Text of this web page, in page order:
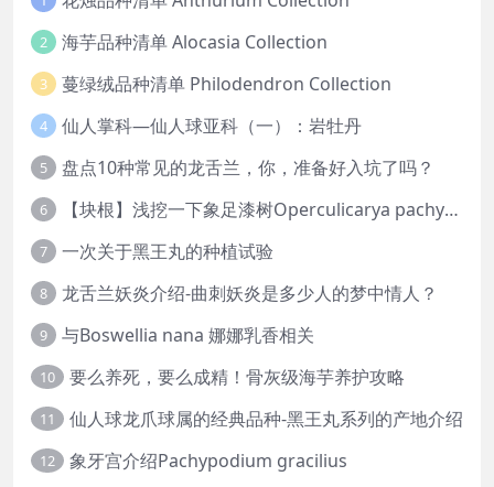
2 海芋品种清单 Alocasia Collection
3 蔓绿绒品种清单 Philodendron Collection
4 仙人掌科—仙人球亚科（一）：岩牡丹
5 盘点10种常见的龙舌兰，你，准备好入坑了吗？
6 【块根】浅挖一下象足漆树Operculicarya pachypus
7 一次关于黑王丸的种植试验
8 龙舌兰妖炎介绍-曲刺妖炎是多少人的梦中情人？
9 与Boswellia nana 娜娜乳香相关
10 要么养死，要么成精！骨灰级海芋养护攻略
11 仙人球龙爪球属的经典品种-黑王丸系列的产地介绍
12 象牙宫介绍Pachypodium gracilius